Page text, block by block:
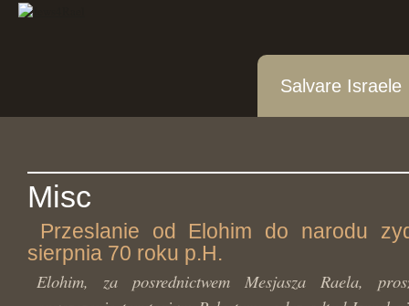
Salvare Israele
Misc
Przeslanie od Elohim do narodu
sierpnia 70 roku p.H.
Elohim, za posrednictwem Mesjasza Raela,